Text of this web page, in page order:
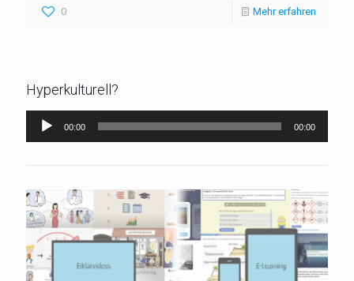
0 Mehr erfahren
Hyperkulturell?
Audio-
Player
00:00 00:00